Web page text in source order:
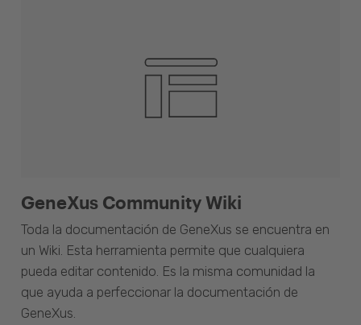
GeneXus Community Wiki
Toda la documentación de GeneXus se encuentra en
un Wiki. Esta herramienta permite que cualquiera
pueda editar contenido. Es la misma comunidad la
que ayuda a perfeccionar la documentación de
GeneXus.